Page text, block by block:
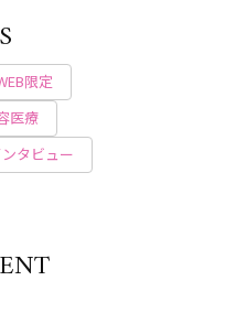
限定
医療
タビュー